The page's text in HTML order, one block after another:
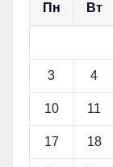
Пн Вт
3 4
10 11
17 18